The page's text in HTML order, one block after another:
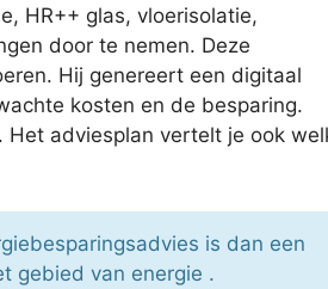
HR++ glas, vloerisolatie,
door te nemen. Deze
Hij genereert een digitaal
kosten en de besparing.
adviesplan vertelt je ook
is dan een
gebied van energie .